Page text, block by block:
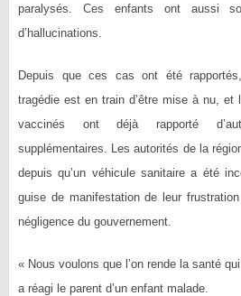
paralysés. Ces enfants ont aussi
d’hallucinations.
Depuis que ces cas ont été
tragédie est en train d’être mise à nu, et
vaccinés ont déjà rapporté
supplémentaires. Les autorités de la
depuis qu’un véhicule sanitaire a été
guise de manifestation de leur
négligence du gouvernement.
« Nous voulons que l’on rende la santé
a réagi le parent d’un enfant malade.